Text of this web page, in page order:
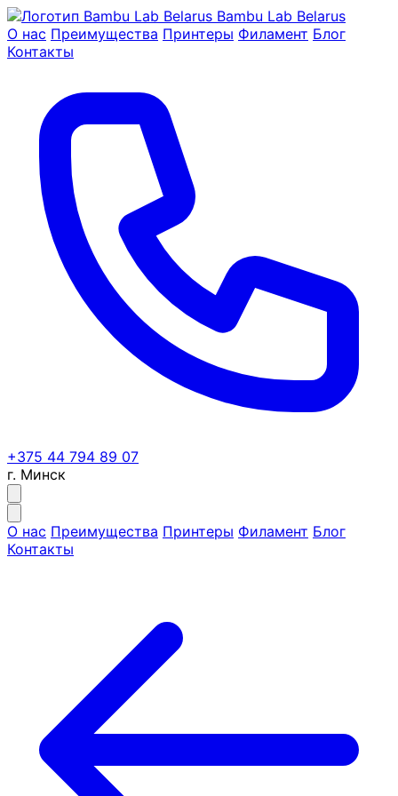
Bambu Lab Belarus
О нас Преимущества Принтеры Филамент Блог
Контакты
+375 44 794 89 07
г. Минск
О нас Преимущества Принтеры Филамент Блог
Контакты